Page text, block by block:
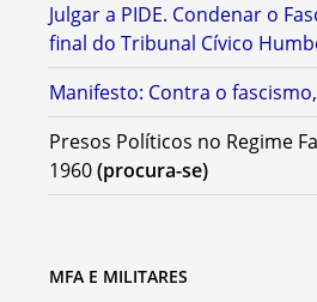
Julgar a PIDE. Condenar o
final do Tribunal Cívico
Manifesto: Contra o
Presos Políticos no Regime
1960(procura-se)
MFA E MILITARES